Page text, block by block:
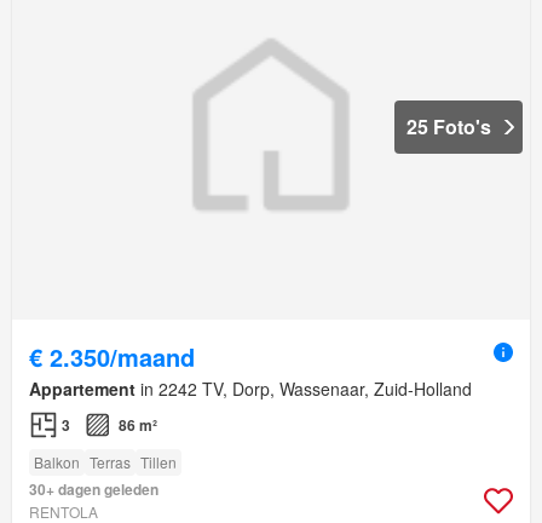
25 Foto's
€ 2.350/maand
Appartement in 2242 TV, Dorp, Wassenaar, Zuid-Holland
3 86 m²
Balkon Terras Tillen
30+ dagen geleden
RENTOLA